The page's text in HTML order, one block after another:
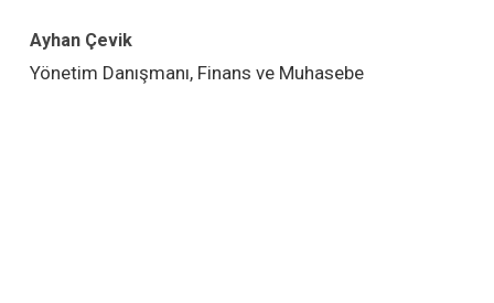
Ayhan Çevik
Yönetim Danışmanı, Finans ve Muhasebe